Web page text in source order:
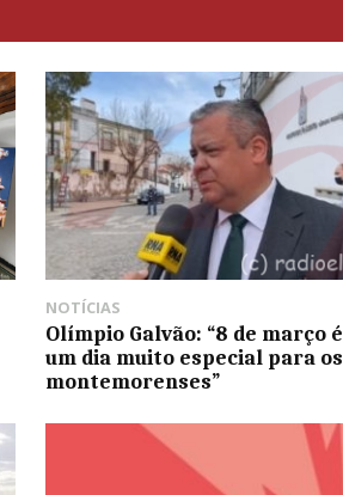
NOTÍCIAS
Olímpio Galvão: “8 de março é
um dia muito especial para os
montemorenses”